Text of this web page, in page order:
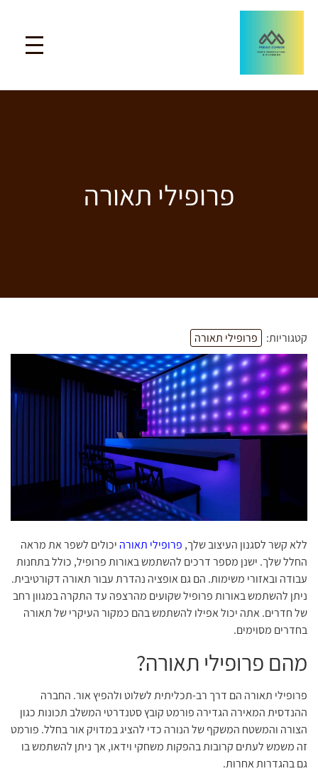
פרופילי תאורה
קטגוריות: פרופילי תאורה
ללא קשר לסגנון העיצוב שלך,פרופילי תאורהיכולים לשפר את מראה
החלל שלך. ישנן מספר דרכים להשתמש באורות פרופיל, כולל בתחנות
עבודה ובאזורי משימות. הם גם אופציה נהדרת עבור תאורה דקורטיבית.
ניתן להשתמש באורות פרופיל שקועים מהרצפה עד התקרה במגוון רחב
של חדרים. אתה יכול אפילו להשתמש בהם כמקור העיקרי של תאורה
מהם פרופילי תאורה?
פרופילי תאורה הם דרך רב-תכליתית לשלוט ולהפיץ אור. החברה
ההנדסית המאירה הגדירה פורמט קובץ סטנדרטי המשלב תכונות כגון
הצורה והמשטח המשקף של הנורה כדי להציג במדויק אור בחלל. פורמט
זה משמש לעתים קרובות בהפקות משחקי וידאו, אך ניתן להשתמש בו
גם בהגדרות אחרות.
ניתן להשתמש בפרופילי תאורה להגדרת חדרים, הכנסת אור
למסדרונות ויצירת אווירה מיוחדת. ניתן להשתמש בהם גם לסימון
מדרגות, קומת ביניים ומיקומים אחרים. הטכניקה המתקדמת ביותר
להיות עשויים ממגוון חומרים, כולל אלומיניום כדי להבטיח פיזור חום
תקין. הם יכולים גם להיות מותאם אישית כדי להתאים את הצורה והגודל
של שטח, המאפשר את השימוש היעיל ביותר של תאורה.
שימוש בפרופילי תאורה לשליטה ברמות האור הוא דרך נהדרת ליצור